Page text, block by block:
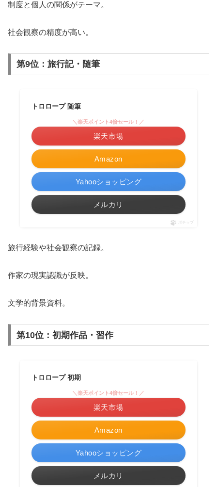
制度と個人の関係がテーマ。
社会観察の精度が高い。
第9位：旅行記・随筆
トロロープ 随筆
Amazon
＼楽天ポイント4倍セール！／
楽天市場
Yahooショッピング
メルカリ
ポチップ
旅行経験や社会観察の記録。
作家の現実認識が反映。
文学的背景資料。
第10位：初期作品・習作
トロロープ 初期
Amazon
＼楽天ポイント4倍セール！／
楽天市場
Yahooショッピング
メルカリ